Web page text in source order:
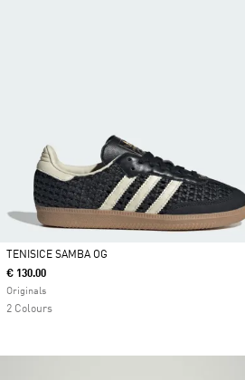
Da
TENISICE SAMBA OG
€ 130.00
Originals
2 Colours